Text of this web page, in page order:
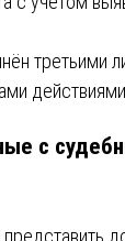
третьими
с